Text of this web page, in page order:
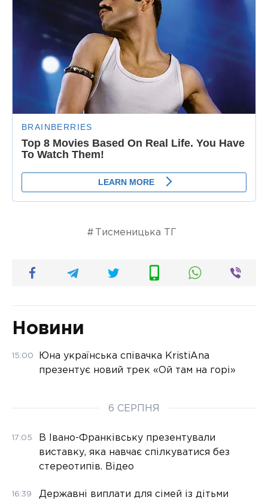
Тисменицька ТГ
Новини
15:00
Юна українська співачка KristiAna
презентує новий трек «Ой там на горі»
6 СЕРПНЯ
17:05
В Івано-Франківську презентували
виставку, яка навчає спілкуватися без
стереотипів. Відео
16:39
Державні виплати для сімей із дітьми